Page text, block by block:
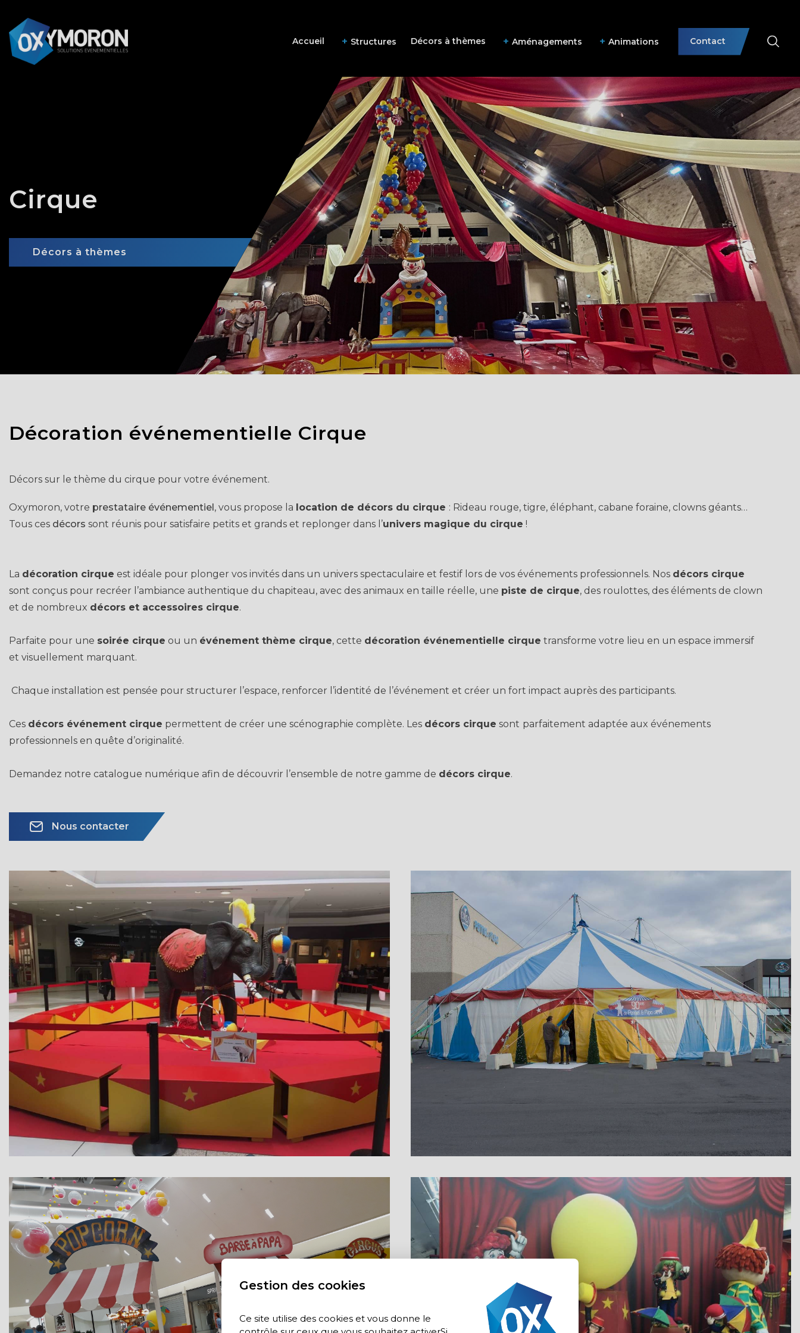
Accueil Structures Décors à thèmes Aménagements Animations Contact
Cirque
Décors à thèmes
Décoration événementielle Cirque
Décors sur le thème du cirque pour votre événement.
Oxymoron, votre prestataire événementiel, vous propose la location de décors du cirque : Rideau rouge, tigre, éléphant, cabane foraine, clowns géants…
Tous ces décors sont réunis pour satisfaire petits et grands et replonger dans l’univers magique du cirque !
La décoration cirque est idéale pour plonger vos invités dans un univers spectaculaire et festif lors de vos événements professionnels. Nos décors cirque
sont conçus pour recréer l’ambiance authentique du chapiteau, avec des animaux en taille réelle, une piste de cirque, des roulottes, des éléments de clown
et de nombreux décors et accessoires cirque.
Parfaite pour une soirée cirque ou un événement thème cirque, cette décoration événementielle cirque transforme votre lieu en un espace immersif
et visuellement marquant.
Chaque installation est pensée pour structurer l’espace, renforcer l’identité de l’événement et créer un fort impact auprès des participants.
Ces décors événement cirque permettent de créer une scénographie complète. Les décors cirque sont parfaitement adaptée aux événements
professionnels en quête d’originalité.
Demandez notre catalogue numérique afin de découvrir l’ensemble de notre gamme de décors cirque.
Nous contacter
Gestion des cookies
Ce site utilise des cookies et vous donne le